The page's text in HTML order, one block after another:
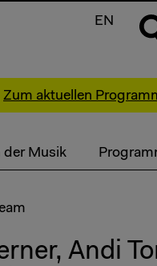
EN
Zum aktuellen
der Musik
Andi